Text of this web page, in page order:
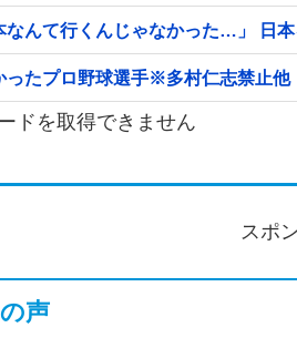
なんて行くんじゃなかった…」 日
ったプロ野球選手※多村仁志禁止他
ドを取得できません
スポ
声